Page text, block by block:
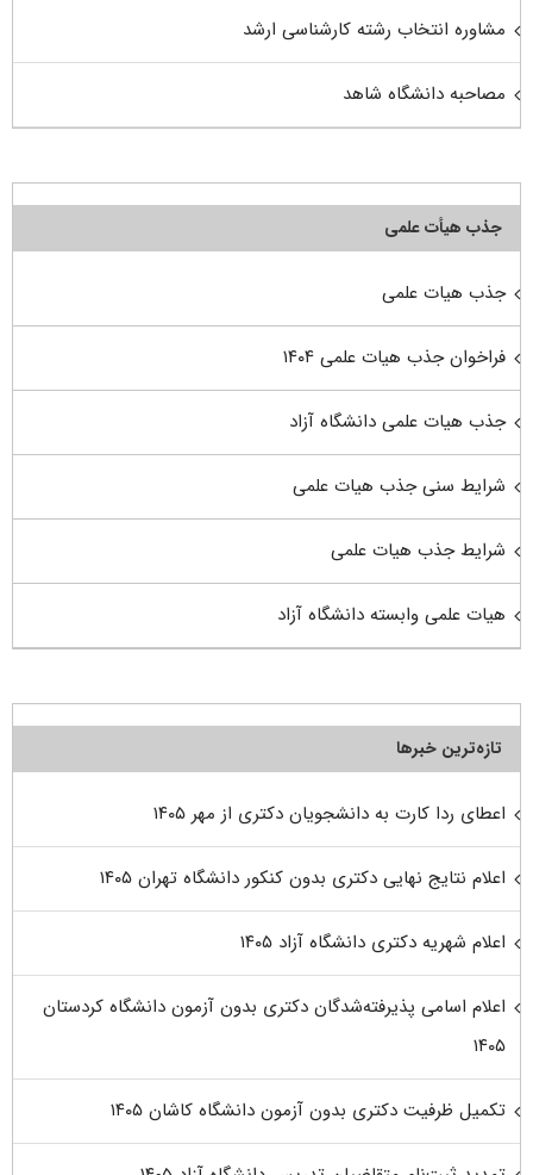
مشاوره انتخاب رشته کارشناسی ارشد
مصاحبه دانشگاه شاهد
جذب هیأت علمی
جذب هیات علمی
فراخوان جذب هیات علمی ۱۴۰۴
جذب هیات علمی دانشگاه آزاد
شرایط سنی جذب هیات علمی
شرایط جذب هیات علمی
هیات علمی وابسته دانشگاه آزاد
تازه‌ترین خبرها
اعطای ردا کارت به دانشجویان دکتری از مهر ۱۴۰۵
اعلام نتایج نهایی دکتری بدون کنکور دانشگاه تهران ۱۴۰۵
اعلام شهریه دکتری دانشگاه آزاد ۱۴۰۵
اعلام اسامی پذیرفته‌شدگان دکتری بدون آزمون دانشگاه کردستان
۱۴۰۵
تکمیل ظرفیت دکتری بدون آزمون دانشگاه کاشان ۱۴۰۵